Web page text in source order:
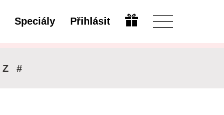
Speciály Přihlásit Upravit
Z #